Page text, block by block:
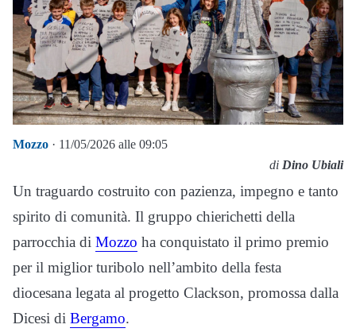
Mozzo · 11/05/2026 alle 09:05
di Dino Ubiali
Un traguardo costruito con pazienza, impegno e tanto
spirito di comunità. Il gruppo chierichetti della
parrocchia di Mozzo ha conquistato il primo premio
per il miglior turibolo nell’ambito della festa
diocesana legata al progetto Clackson, promossa dalla
Dicesi di Bergamo.